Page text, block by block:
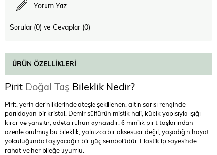
Yorum Yaz
Sorular (0) ve Cevaplar (0)
ÜRÜN ÖZELLIKLERI
Pirit Doğal Taş Bileklik Nedir?
Pirit, yerin derinliklerinde ateşle şekillenen, altın sarısı renginde
parıldayan bir kristal. Demir sülfürün mistik hali, kübik yapısıyla ışığı
kırar ve yansıtır; adeta ruhun aynasıdır. 6 mm’lik pirit taşlarından
özenle örülmüş bu bileklik, yalnızca bir aksesuar değil, yaşadığın hayat
yolculuğunda taşıyacağın bir güç sembolüdür. Elastik ip sayesinde
rahat ve her bileğe uyumlu.